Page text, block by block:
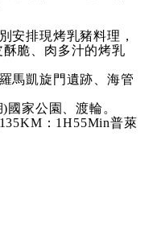
安排現烤乳豬料理，
脆、肉多汁的烤乳
馬凱旋門遺跡、海管
國家公園、渡輪。
：1H55Min普萊